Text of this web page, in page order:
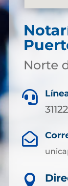
Norte


